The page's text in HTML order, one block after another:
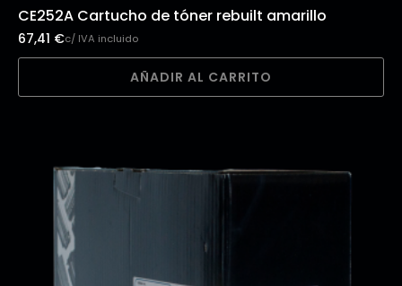
CE252A Cartucho de tóner rebuilt amarillo
67,41 €c/ IVA incluido
AÑADIR AL CARRITO